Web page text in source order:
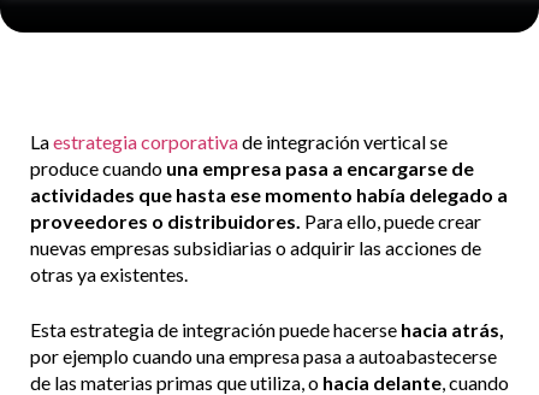
Laestrategia corporativade integración vertical se
produce cuando una empresa pasa a encargarse de
actividades que hasta ese momento había delegado a
proveedores o distribuidores. Para ello, puede crear
nuevas empresas subsidiarias o adquirir las acciones de
otras ya existentes.
Esta estrategia de integración puede hacerse hacia atrás,
por ejemplo cuando una empresa pasa a autoabastecerse
de las materias primas que utiliza, o hacia delante, cuando